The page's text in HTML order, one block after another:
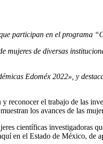
participan en el programa
de diversas
Edoméx 2022», y
reconocer el trabajo de las
los avances de las
científicas investigadoras
en el Estado de México,